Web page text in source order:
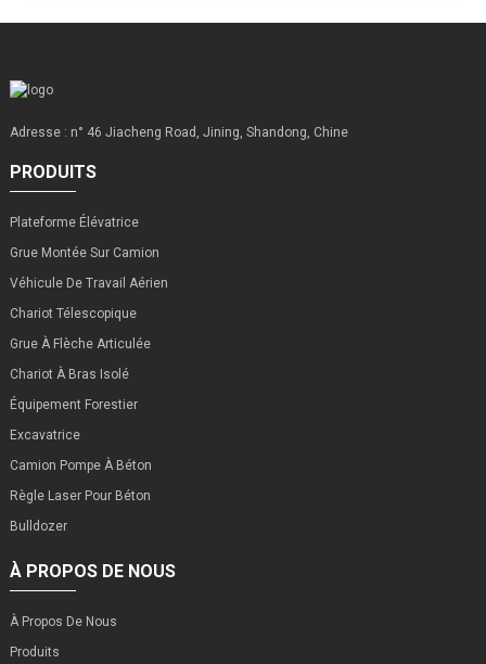
Adresse : n° 46 Jiacheng Road, Jining, Shandong, Chine
PRODUITS
Plateforme Élévatrice
Grue Montée Sur Camion
Véhicule De Travail Aérien
Chariot Télescopique
Grue À Flèche Articulée
Chariot À Bras Isolé
Équipement Forestier
Excavatrice
Camion Pompe À Béton
Règle Laser Pour Béton
Bulldozer
À PROPOS DE NOUS
À Propos De Nous
Produits